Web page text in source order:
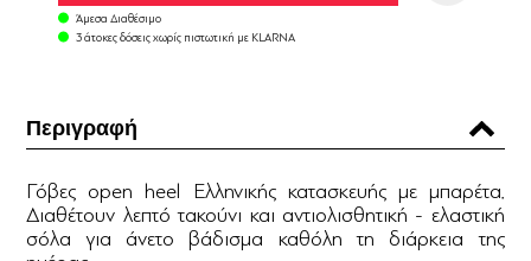
Άμεσα Διαθέσιμο
3 άτοκες δόσεις χωρίς πιστωτική με KLARNA
Περιγραφή
Γόβες open heel Ελληνικής κατασκευής με μπαρέτα.
Διαθέτουν λεπτό τακούνι και αντιολισθητική - ελαστική
σόλα για άνετο βάδισμα καθόλη τη διάρκεια της